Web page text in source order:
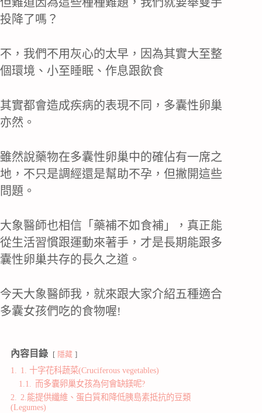
投降了嗎？
不，我們不用灰心的太早，因為其實大至整
個環境、小至睡眠、作息跟飲食
其實都會造成疾病的表現不同，多囊性卵巢
亦然。
雖然說藥物在多囊性卵巢中的確佔有一席之
地，不只是調經還是幫助不孕，但撇開這些
問題。
大象醫師也相信「藥補不如食補」，真正能
從生活習慣跟運動來著手，才是長期能跟多
囊性卵巢共存的長久之道。
今天大象醫師我，就來跟大家介紹五種適合
多囊女孩們吃的食物喔!
內容目錄 隱藏
1. 1. 十字花科蔬菜(Cruciferous vegetables)
1.1. 而多囊卵巢女孩為何會缺鎂呢?
2. 2.能提供纖維、蛋白質和降低胰島素抵抗的豆類
(Legumes)